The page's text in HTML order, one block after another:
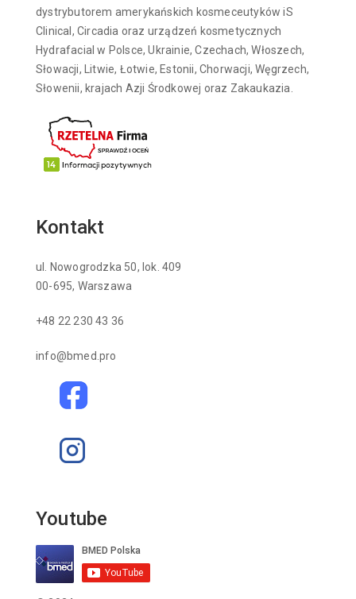
dystrybutorem amerykańskich kosmeceutyków iS
Clinical, Circadia oraz urządzeń kosmetycznych
Hydrafacial w Polsce, Ukrainie, Czechach, Włoszech,
Słowacji, Litwie, Łotwie, Estonii, Chorwacji, Węgrzech,
Słowenii, krajach Azji Środkowej oraz Zakaukazia.
Kontakt
ul. Nowogrodzka 50, lok. 409
00-695, Warszawa
+48 22 230 43 36
info@bmed.pro
Youtube